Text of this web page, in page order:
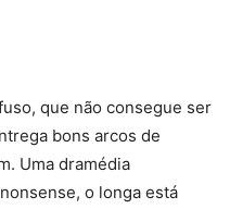
que não consegue ser
bons arcos de
Uma dramédia
o longa está